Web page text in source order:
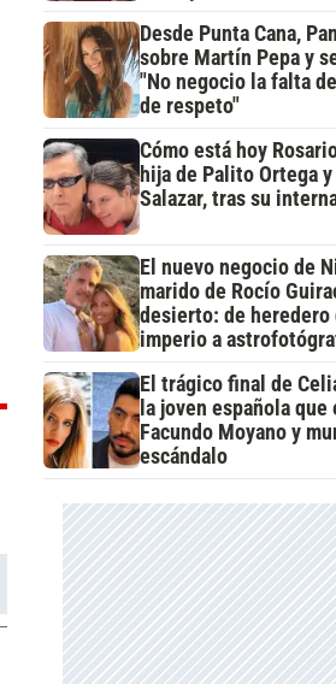
Desde Punta Cana,
sobre Martín Pepa y
"No negocio la falta
de respeto"
Cómo está hoy
hija de Palito Ortega
Salazar, tras su
El nuevo negocio de
marido de Rocío
desierto: de heredero
imperio a
El trágico final de
la joven española que
Facundo Moyano y
escándalo